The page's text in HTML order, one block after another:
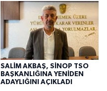
SALİM AKBAŞ, SİNOP TSO
BAŞKANLIĞINA YENİDEN
ADAYLIĞINI AÇIKLADI